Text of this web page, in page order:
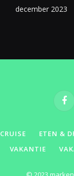
december 2023
CRUISE ETEN &
VAKANTIE